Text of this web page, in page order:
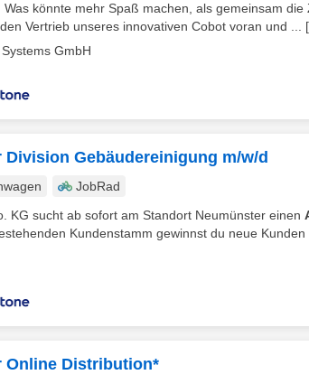
Was könnte mehr Spaß machen, als gemeinsam
Vertrieb unseres innovativen Cobot voran und ...
[
GmbH
Gebäudereinigung m/w/d
JobRad
KG sucht ab sofort am Standort Neumünster einen
Kundenstamm gewinnst du neue Kunden
Online Distribution*